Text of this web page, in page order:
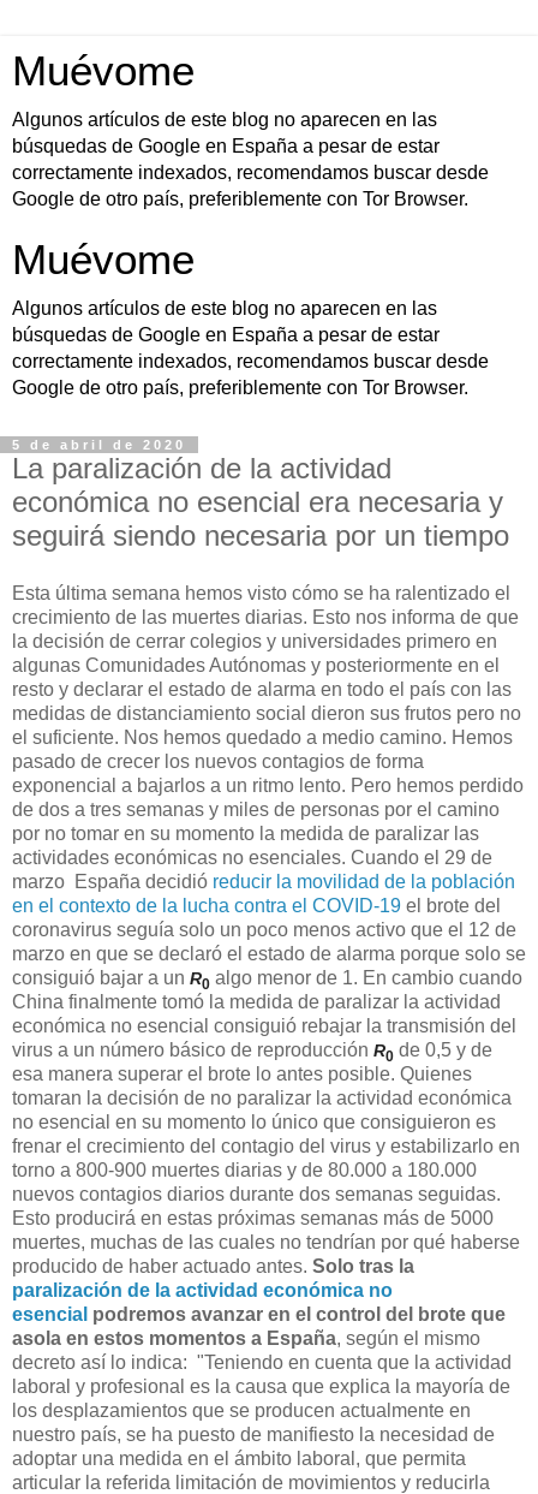
Muévome
Algunos artículos de este blog no aparecen en las
búsquedas de Google en España a pesar de estar
correctamente indexados, recomendamos buscar desde
Google de otro país, preferiblemente con Tor Browser.
Muévome
Algunos artículos de este blog no aparecen en las
búsquedas de Google en España a pesar de estar
correctamente indexados, recomendamos buscar desde
Google de otro país, preferiblemente con Tor Browser.
5 de abril de 2020
La paralización de la actividad
económica no esencial era necesaria y
seguirá siendo necesaria por un tiempo
Esta última semana hemos visto cómo se ha ralentizado el
crecimiento de las muertes diarias. Esto nos informa de que
la decisión de cerrar colegios y universidades primero en
algunas Comunidades Autónomas y posteriormente en el
resto y declarar el estado de alarma en todo el país con las
medidas de distanciamiento social dieron sus frutos pero no
el suficiente. Nos hemos quedado a medio camino. Hemos
pasado de crecer los nuevos contagios de forma
exponencial a bajarlos a un ritmo lento. Pero hemos perdido
de dos a tres semanas y miles de personas por el camino
por no tomar en su momento la medida de paralizar las
actividades económicas no esenciales. Cuando el 29 de
marzo España decidió reducir la movilidad de la población
en el contexto de la lucha contra el COVID-19 el brote del
coronavirus seguía solo un poco menos activo que el 12 de
marzo en que se declaró el estado de alarma porque solo se
consiguió bajar a un R0 algo menor de 1. En cambio cuando
China finalmente tomó la medida de paralizar la actividad
económica no esencial consiguió rebajar la transmisión del
virus a un número básico de reproducción R0 de 0,5 y de
esa manera superar el brote lo antes posible. Quienes
tomaran la decisión de no paralizar la actividad económica
no esencial en su momento lo único que consiguieron es
frenar el crecimiento del contagio del virus y estabilizarlo en
torno a 800-900 muertes diarias y de 80.000 a 180.000
nuevos contagios diarios durante dos semanas seguidas.
Esto producirá en estas próximas semanas más de 5000
muertes, muchas de las cuales no tendrían por qué haberse
producido de haber actuado antes. Solo tras la
paralización de la actividad económica no
esencial podremos avanzar en el control del brote que
asola en estos momentos a España, según el mismo
decreto así lo indica: "Teniendo en cuenta que la actividad
laboral y profesional es la causa que explica la mayoría de
los desplazamientos que se producen actualmente en
nuestro país, se ha puesto de manifiesto la necesidad de
adoptar una medida en el ámbito laboral, que permita
articular la referida limitación de movimientos y reducirla